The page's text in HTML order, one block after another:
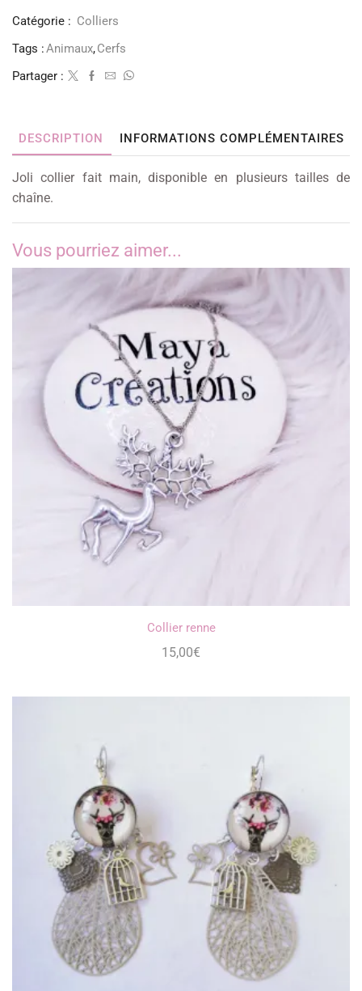
Catégorie : Colliers
Tags :Animaux,Cerfs
Partager :
DESCRIPTION INFORMATIONS COMPLÉMENTAIRES
Joli collier fait main, disponible en plusieurs tailles de
chaîne.
Vous pourriez aimer...
Collier renne
15,00€